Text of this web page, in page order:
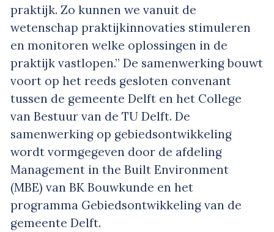
praktijk. Zo kunnen we vanuit de
wetenschap praktijkinnovaties stimuleren
en monitoren welke oplossingen in de
praktijk vastlopen.” De samenwerking bouwt
voort op het reeds gesloten convenant
tussen de gemeente Delft en het College
van Bestuur van de TU Delft. De
samenwerking op gebiedsontwikkeling
wordt vormgegeven door de afdeling
Management in the Built Environment
(MBE) van BK Bouwkunde en het
programma Gebiedsontwikkeling van de
gemeente Delft.